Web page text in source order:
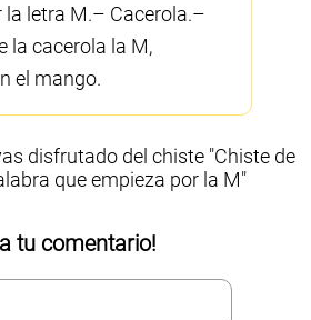
la letra M.– Cacerola.–
la cacerola la M,
el mango.
disfrutado del chiste "Chiste de
que empieza por la M"
tu comentario!